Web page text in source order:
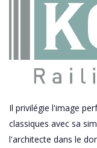
Il privilégie l'image
classiques avec sa
l'architecte dans le